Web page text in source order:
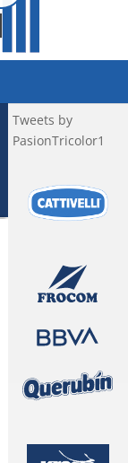
Tweets by
PasionTricolor1